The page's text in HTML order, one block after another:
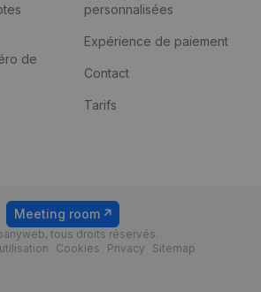
de
personnalisées
Expérience de paiement
Contact
Tarifs
tous droits réservés.
Cookies Privacy Sitemap
Meeting room